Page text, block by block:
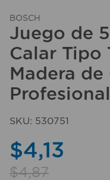
BOSCH
Juego de
Calar Tipo
Madera de
SKU: 530751
$4,13
$4,87
7.
cerradura
8.
aspiradora
9.
lavamanos
10. taladro